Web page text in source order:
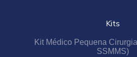
Kits
Kit Médico Pequena
SSMMS)